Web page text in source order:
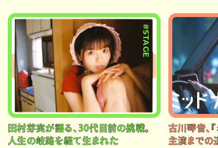
#STAGE
田村芽実が語る、30代目前の挑戦。
人生の岐路を経て生まれた
古川琴音、
主演までの